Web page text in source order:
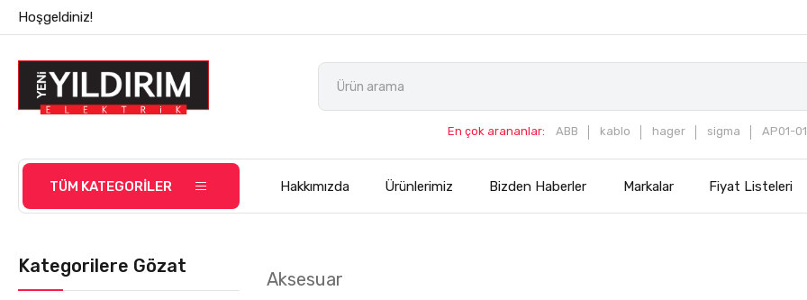
Hoşgeldiniz!
En çok arananlar: ABB kablo hager sigma AP01-
TÜM KATEGORİLER Hakkımızda Ürünlerimiz Bizden Haberler Markalar Fiyat Listeleri
Kategorilere Gözat
Aksesuar